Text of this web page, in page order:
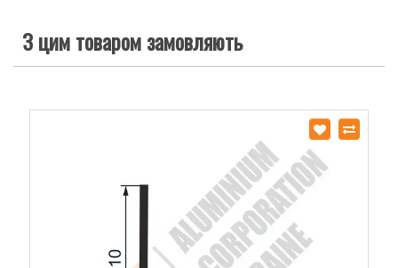
З цим товаром замовляють